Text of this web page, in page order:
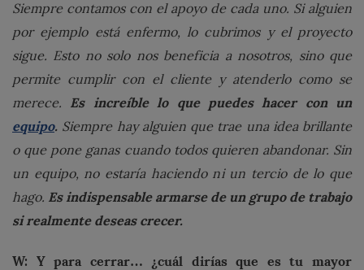
Siempre contamos con el apoyo de cada uno. Si alguien
por ejemplo está enfermo, lo cubrimos y el proyecto
sigue. Esto no solo nos beneficia a nosotros, sino que
permite cumplir con el cliente y atenderlo como se
merece. Es increíble lo que puedes hacer con un
equipo. Siempre hay alguien que trae una idea brillante
o que pone ganas cuando todos quieren abandonar. Sin
un equipo, no estaría haciendo ni un tercio de lo que
hago. Es indispensable armarse de un grupo de trabajo
si realmente deseas crecer.
W: Y para cerrar… ¿cuál dirías que es tu mayor